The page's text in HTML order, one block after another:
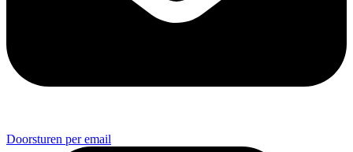
Doorsturen per email